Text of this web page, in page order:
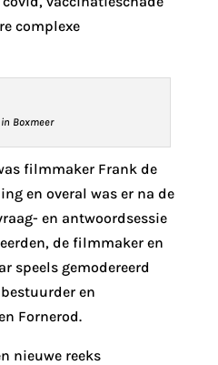
complexe
Boxmeer
filmmaker Frank de
en overal was er na de
en antwoordsessie
de filmmaker en
speels gemodereerd
en
Fornerod.
nieuwe reeks